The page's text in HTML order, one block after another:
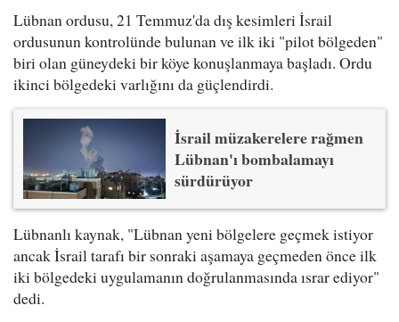
Lübnan ordusu, 21 Temmuz'da dış kesimleri İsrail
ordusunun kontrolünde bulunan ve ilk iki "pilot bölgeden"
biri olan güneydeki bir köye konuşlanmaya başladı. Ordu
ikinci bölgedeki varlığını da güçlendirdi.
İsrail müzakerelere rağmen
Lübnan'ı bombalamayı
sürdürüyor
Lübnanlı kaynak, "Lübnan yeni bölgelere geçmek istiyor
ancak İsrail tarafı bir sonraki aşamaya geçmeden önce ilk
iki bölgedeki uygulamanın doğrulanmasında ısrar ediyor"
dedi.